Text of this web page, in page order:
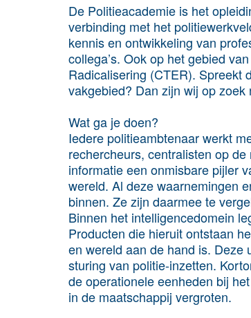
De Politieacademie is het
verbinding met het
kennis en ontwikkeling van
collega’s. Ook op het gebied
Radicalisering (CTER). Spreekt
vakgebied? Dan zijn wij op zoek
Wat ga je doen?
Iedere politieambtenaar werkt
rechercheurs, centralisten op
informatie een onmisbare pijler
wereld. Al deze waarnemingen
binnen. Ze zijn daarmee te
Binnen het intelligencedomein
Producten die hieruit ontstaan
en wereld aan de hand is. Deze
sturing van politie-inzetten.
de operationele eenheden bij
in de maatschappij vergroten.